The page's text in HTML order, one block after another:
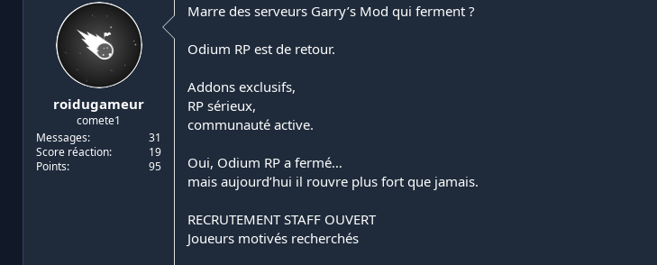
a
d
d
é
u
roidugameur
comete1
Messages
31
Score réaction
19
Points
95
Marre des serveurs Garry’s Mod qui ferment ?
Odium RP est de retour.
Addons exclusifs,
RP sérieux,
communauté active.
Oui, Odium RP a fermé…
mais aujourd’hui il rouvre plus fort que jamais.
RECRUTEMENT STAFF OUVERT
Joueurs motivés recherchés